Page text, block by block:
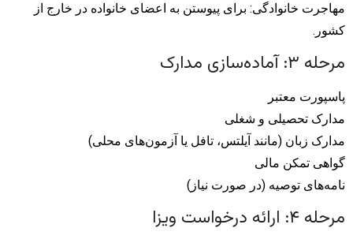
مهاجرت خانوادگی: برای پیوستن به اعضای خانواده در خارج از
کشور.
مرحله ۳: آماده‌سازی مدارک
پاسپورت معتبر
مدارک تحصیلی و شغلی
مدارک زبان (مانند آیلتس، تافل یا آزمون‌های محلی)
گواهی تمکن مالی
نامه‌های توصیه (در صورت نیاز)
مرحله ۴: ارائه درخواست ویزا